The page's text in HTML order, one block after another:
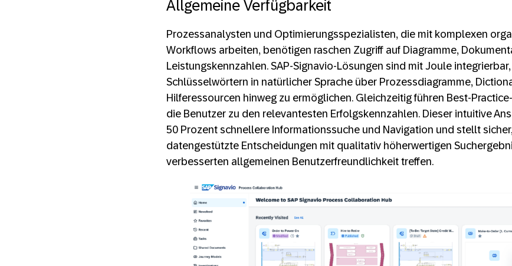
Allgemeine Verfügbarkeit
Prozessanalysten und Optimierungsspezialisten, die mit komplexen
Workflows arbeiten, benötigen raschen Zugriff auf Diagramme,
Leistungskennzahlen. SAP-Signavio-Lösungen sind mit Joule
Schlüsselwörtern in natürlicher Sprache über Prozessdiagramme,
Hilferessourcen hinweg zu ermöglichen. Gleichzeitig führen Best-
die Benutzer zu den relevantesten Erfolgskennzahlen. Dieser intuitive
50 Prozent schnellere Informationssuche und Navigation und stellt
datengestützte Entscheidungen mit qualitativ höherwertigen
verbesserten allgemeinen Benutzerfreundlichkeit treffen.